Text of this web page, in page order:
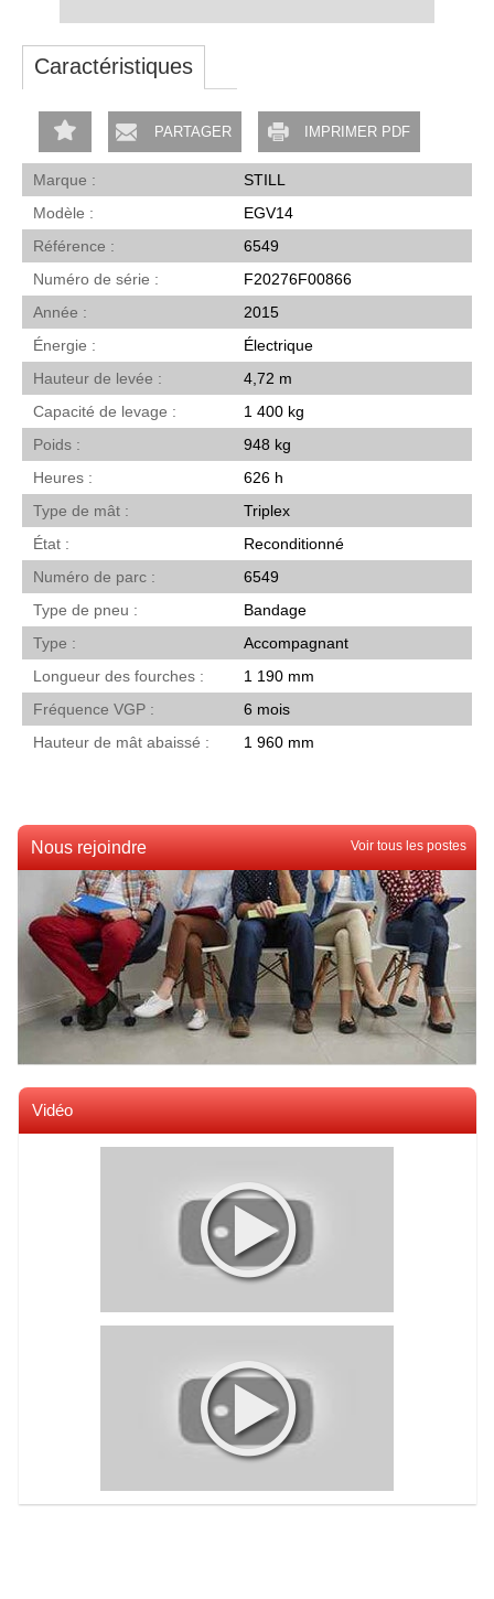
Caractéristiques
PARTAGER IMPRIMER PDF
Marque
STILL
Modèle
EGV14
Référence
6549
Numéro de série
F20276F00866
Année
2015
Énergie
Électrique
Hauteur de levée
4,72 m
Capacité de levage
1 400 kg
Poids
948 kg
Heures
626 h
Type de mât
Triplex
État
Reconditionné
Numéro de parc
6549
Type de pneu
Bandage
Type
Accompagnant
Longueur des fourches
1 190 mm
Fréquence VGP
6 mois
Hauteur de mât abaissé
1 960 mm
Nous rejoindre Voir tous les postes
Vidéo